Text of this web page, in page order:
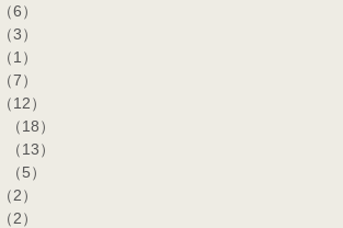
（6）
（3）
（1）
（7）
（12）
（18）
（13）
（5）
（2）
（2）